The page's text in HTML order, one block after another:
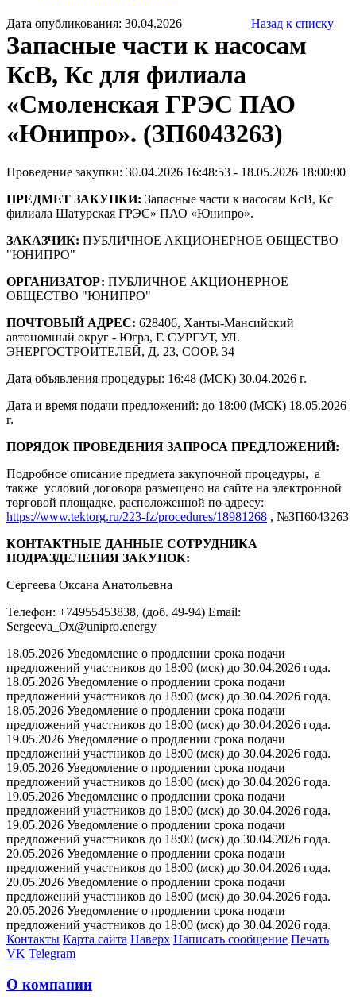
Дата опубликования: 30.04.2026 Назад к списку
Запасные части к насосам
КсВ, Кс для филиала
«Смоленская ГРЭС ПАО
«Юнипро». (ЗП6043263)
Проведение закупки: 30.04.2026 16:48:53 - 18.05.2026 18:00:00
ПРЕДМЕТ ЗАКУПКИ: Запасные части к насосам КсВ, Кс
филиала Шатурская ГРЭС» ПАО «Юнипро».
ЗАКАЗЧИК: ПУБЛИЧНОЕ АКЦИОНЕРНОЕ ОБЩЕСТВО
"ЮНИПРО"
ОРГАНИЗАТОР: ПУБЛИЧНОЕ АКЦИОНЕРНОЕ
ОБЩЕСТВО "ЮНИПРО"
ПОЧТОВЫЙ АДРЕС: 628406, Ханты-Мансийский
автономный округ - Югра, Г. СУРГУТ, УЛ.
ЭНЕРГОСТРОИТЕЛЕЙ, Д. 23, СООР. 34
Дата объявления процедуры: 16:48 (МСК) 30.04.2026 г.
Дата и время подачи предложений: до 18:00 (МСК) 18.05.2026
г.
ПОРЯДОК ПРОВЕДЕНИЯ ЗАПРОСА ПРЕДЛОЖЕНИЙ:
Подробное описание предмета закупочной процедуры, а
также условий договора размещено на сайте на электронной
торговой площадке, расположенной по адресу:
https://www.tektorg.ru/223-fz/procedures/18981268 , №ЗП6043263
КОНТАКТНЫЕ ДАННЫЕ СОТРУДНИКА
ПОДРАЗДЕЛЕНИЯ ЗАКУПОК:
Сергеева Оксана Анатольевна
Телефон: +74955453838, (доб. 49-94) Email:
Sergeeva_Ox@unipro.energy
18.05.2026 Уведомление о продлении срока подачи
предложений участников до 18:00 (мск) до 30.04.2026 года.
18.05.2026 Уведомление о продлении срока подачи
предложений участников до 18:00 (мск) до 30.04.2026 года.
18.05.2026 Уведомление о продлении срока подачи
предложений участников до 18:00 (мск) до 30.04.2026 года.
19.05.2026 Уведомление о продлении срока подачи
предложений участников до 18:00 (мск) до 30.04.2026 года.
19.05.2026 Уведомление о продлении срока подачи
предложений участников до 18:00 (мск) до 30.04.2026 года.
19.05.2026 Уведомление о продлении срока подачи
предложений участников до 18:00 (мск) до 30.04.2026 года.
19.05.2026 Уведомление о продлении срока подачи
предложений участников до 18:00 (мск) до 30.04.2026 года.
20.05.2026 Уведомление о продлении срока подачи
предложений участников до 18:00 (мск) до 30.04.2026 года.
20.05.2026 Уведомление о продлении срока подачи
предложений участников до 18:00 (мск) до 30.04.2026 года.
20.05.2026 Уведомление о продлении срока подачи
предложений участников до 18:00 (мск) до 30.04.2026 года.
Контакты Карта сайта Наверх Написать сообщение Печать
VK Telegram
О компании